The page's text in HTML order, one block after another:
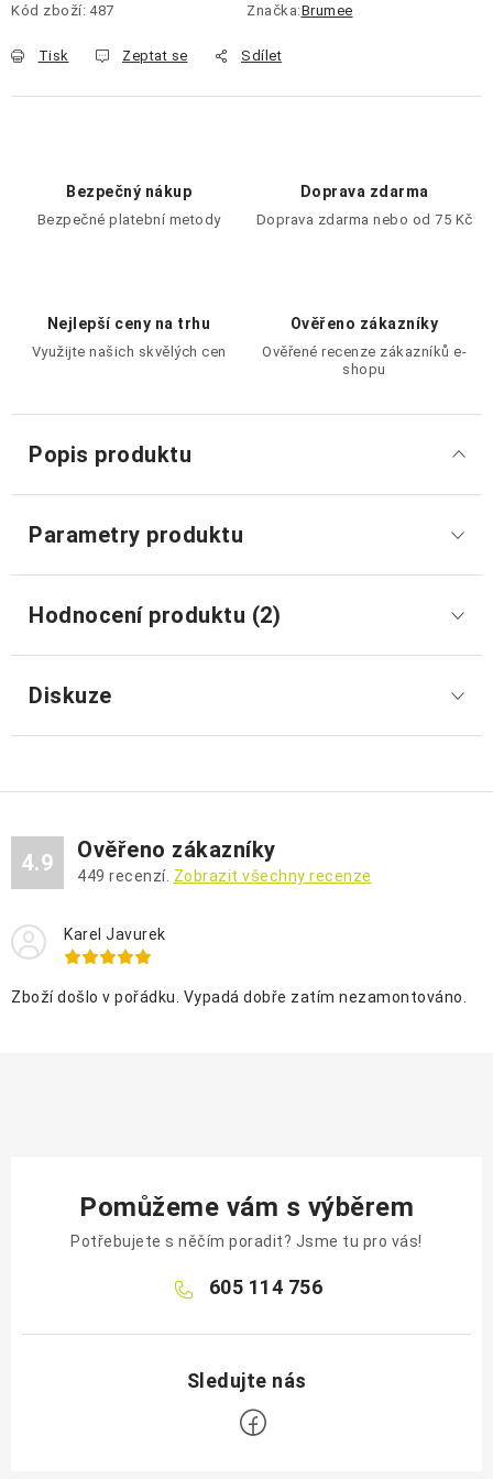
Kód zboží: 487 Značka:Brumee
Tisk Zeptat se Sdílet
Bezpečný nákup
Bezpečné platební metody
Doprava zdarma
Doprava zdarma nebo od 75 Kč
Nejlepší ceny na trhu
Využijte našich skvělých cen
Ověřeno zákazníky
Ověřené recenze zákazníků e-
shopu
Popis produktu
Parametry produktu
Hodnocení produktu (2)
Diskuze
4.9 Ověřeno zákazníky
449 recenzí. Zobrazit všechny recenze
Karel Javurek
Zboží došlo v pořádku. Vypadá dobře zatím nezamontováno.
Pomůžeme vám s výběrem
Potřebujete s něčím poradit? Jsme tu pro vás!
605 114 756